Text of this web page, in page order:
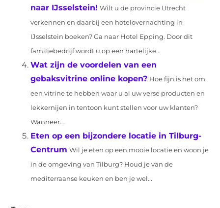
naar IJsselstein! Wilt u de provincie Utrecht
verkennen en daarbij een hotelovernachting in
IJsselstein boeken? Ga naar Hotel Epping. Door dit
familiebedrijf wordt u op een hartelijke...
Wat zijn de voordelen van een
gebaksvitrine online kopen? Hoe fijn is het om
een vitrine te hebben waar u al uw verse producten en
lekkernijen in tentoon kunt stellen voor uw klanten?
Wanneer...
Eten op een bijzondere locatie in Tilburg-
Centrum Wil je eten op een mooie locatie en woon je
in de omgeving van Tilburg? Houd je van de
mediterraanse keuken en ben je wel...